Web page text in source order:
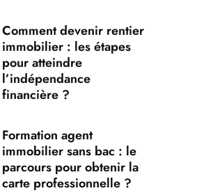
Comment devenir rentier
immobilier : les étapes
pour atteindre
l’indépendance
financière ?
Formation agent
immobilier sans bac : le
parcours pour obtenir la
carte professionnelle ?